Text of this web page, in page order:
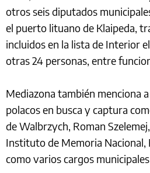
otros seis diputados
el puerto lituano de Klaipeda,
incluidos en la lista de Interior
otras 24 personas, entre
Mediazona también menciona
polacos en busca y captura
de Walbrzych, Roman
Instituto de Memoria Nacional,
como varios cargos